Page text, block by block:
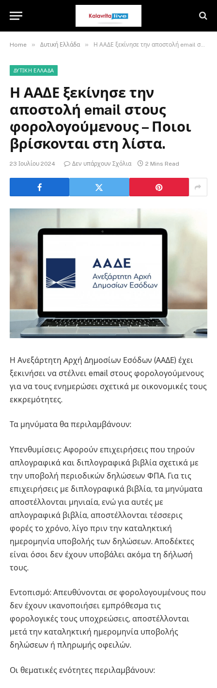
Home » Δυτική Ελλάδα » Η ΑΑΔΕ ξεκίνησε την αποστολή email στους φορολογούμενους – Ποιοι βρίσκονται στη λίστα.
ΔΥΤΙΚΉ ΕΛΛΆΔΑ
Η ΑΑΔΕ ξεκίνησε την
αποστολή email στους
φορολογούμενους – Ποιοι
βρίσκονται στη λίστα.
23 Ιουλίου 2024 Δεν υπάρχουν Σχόλια 2 Mins Read
Η Ανεξάρτητη Αρχή Δημοσίων Εσόδων (ΑΑΔΕ) έχει
ξεκινήσει να στέλνει email στους φορολογούμενους
για να τους ενημερώσει σχετικά με οικονομικές τους
εκκρεμότητες.
Τα μηνύματα θα περιλαμβάνουν:
Υπενθυμίσεις: Αφορούν επιχειρήσεις που τηρούν
απλογραφικά και διπλογραφικά βιβλία σχετικά με
την υποβολή περιοδικών δηλώσεων ΦΠΑ. Για τις
επιχειρήσεις με διπλογραφικά βιβλία, τα μηνύματα
αποστέλλονται μηνιαία, ενώ για αυτές με
απλογραφικά βιβλία, αποστέλλονται τέσσερις
φορές το χρόνο, λίγο πριν την καταληκτική
ημερομηνία υποβολής των δηλώσεων. Αποδέκτες
είναι όσοι δεν έχουν υποβάλει ακόμα τη δήλωσή
τους.
Εντοπισμό: Απευθύνονται σε φορολογουμένους που
δεν έχουν ικανοποιήσει εμπρόθεσμα τις
φορολογικές τους υποχρεώσεις, αποστέλλονται
μετά την καταληκτική ημερομηνία υποβολής
δηλώσεων ή πληρωμής οφειλών.
Οι θεματικές ενότητες περιλαμβάνουν: